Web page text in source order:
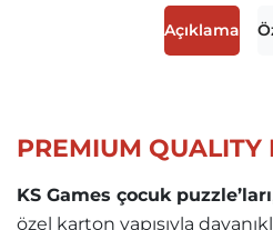
Açıklama
PREMIUM QUALITY
KS Games çocuk puzzle’ları
özel karton yapısıyla